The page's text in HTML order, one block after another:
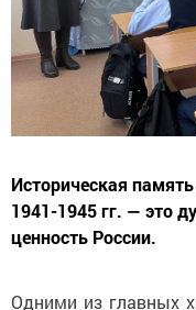
Историческая
1941-1945 гг. — это
ценность России.
Одними из главных